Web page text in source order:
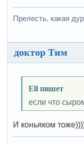
Прелесть, какая
доктор Тим
Ell пишет
если что
И коньяком